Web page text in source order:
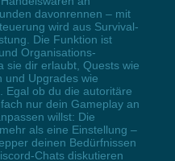
davonrennen – mit
wird aus Survival-
Die Funktion ist
Organisations-
sie dir erlaubt, Quests wie
und Upgrades wie
Egal ob du die autoritäre
nur dein Gameplay an
willst: Die
als eine Einstellung –
deinen Bedürfnissen
Chats diskutieren